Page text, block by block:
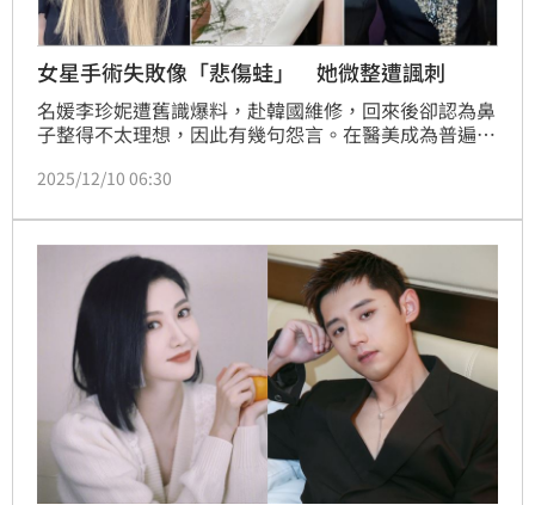
女星手術失敗像「悲傷蛙」 她微整遭諷刺
名媛李珍妮遭舊識爆料，赴韓國維修，回來後卻認為鼻
子整得不太理想，因此有幾句怨言。在醫美成為普遍流
做越成魔，甚至讓人覺得奇怪的案例。
2025/12/10 06:30